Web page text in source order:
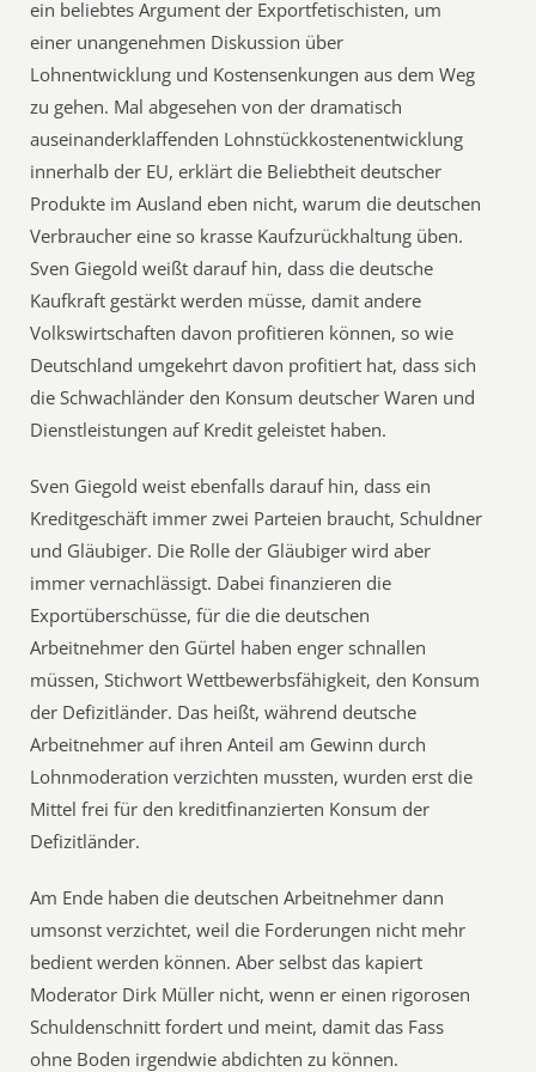
ein beliebtes Argument der Exportfetischisten, um
einer unangenehmen Diskussion über
Lohnentwicklung und Kostensenkungen aus dem Weg
zu gehen. Mal abgesehen von der dramatisch
auseinanderklaffenden Lohnstückkostenentwicklung
innerhalb der EU, erklärt die Beliebtheit deutscher
Produkte im Ausland eben nicht, warum die deutschen
Verbraucher eine so krasse Kaufzurückhaltung üben.
Sven Giegold weißt darauf hin, dass die deutsche
Kaufkraft gestärkt werden müsse, damit andere
Volkswirtschaften davon profitieren können, so wie
Deutschland umgekehrt davon profitiert hat, dass sich
die Schwachländer den Konsum deutscher Waren und
Dienstleistungen auf Kredit geleistet haben.
Sven Giegold weist ebenfalls darauf hin, dass ein
Kreditgeschäft immer zwei Parteien braucht, Schuldner
und Gläubiger. Die Rolle der Gläubiger wird aber
immer vernachlässigt. Dabei finanzieren die
Exportüberschüsse, für die die deutschen
Arbeitnehmer den Gürtel haben enger schnallen
müssen, Stichwort Wettbewerbsfähigkeit, den Konsum
der Defizitländer. Das heißt, während deutsche
Arbeitnehmer auf ihren Anteil am Gewinn durch
Lohnmoderation verzichten mussten, wurden erst die
Mittel frei für den kreditfinanzierten Konsum der
Defizitländer.
Am Ende haben die deutschen Arbeitnehmer dann
umsonst verzichtet, weil die Forderungen nicht mehr
bedient werden können. Aber selbst das kapiert
Moderator Dirk Müller nicht, wenn er einen rigorosen
Schuldenschnitt fordert und meint, damit das Fass
ohne Boden irgendwie abdichten zu können.